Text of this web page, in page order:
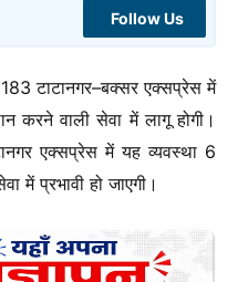
Follow Us
टाटानगर–बक्सर एक्सप्रेस में
वाली सेवा में लागू होगी।
एक्सप्रेस में यह व्यवस्था 6
प्रभावी हो जाएगी।